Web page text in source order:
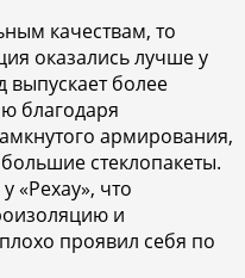
качествам, то
оказались лучше у
выпускает более
благодаря
армирования,
стеклопакеты.
«Рехау», что
и
проявил себя по